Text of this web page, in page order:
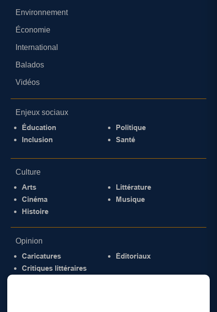
Environnement
Économie
International
Balados
Vidéos
Enjeux sociaux
Éducation
Inclusion
Politique
Santé
Culture
Arts
Cinéma
Histoire
Littérature
Musique
Opinion
Caricatures
Critiques littéraires
Éditoriaux